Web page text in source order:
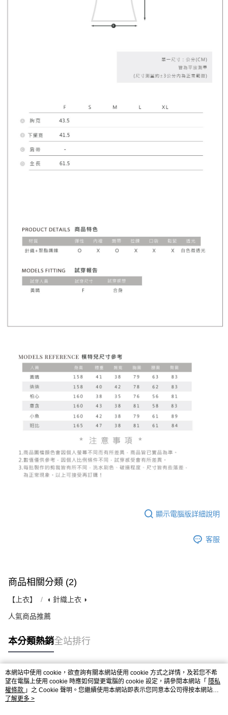
顯示電腦版詳細說明
客服
商品相關分類 (2)
【上衣】 ◖ 針織上衣 ◗
人氣商品推薦
本分類熱銷全站排行
熱門標籤
本網站中使用 cookie，欲查詢有關本網站使用 cookie 方式之詳情，及若您不希
望在電腦上使用 cookie 時應如何變更電腦的 cookie 設定，請參閱本網站「 隱私
權條款 」之 Cookie 聲明。您繼續使用本網站即表示您同意本公司得按本網站使
用條款之 Cookie 聲明使用 cookie。
了解更多 >